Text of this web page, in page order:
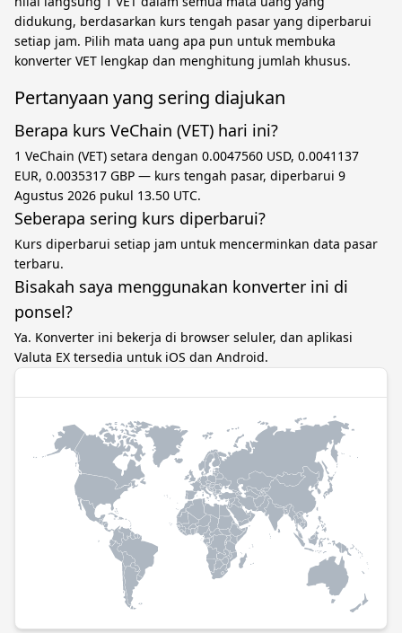
didukung, berdasarkan kurs tengah pasar yang diperbarui
setiap jam. Pilih mata uang apa pun untuk membuka
konverter VET lengkap dan menghitung jumlah khusus.
Pertanyaan yang sering diajukan
Berapa kurs VeChain (VET) hari ini?
1 VeChain (VET) setara dengan 0.0047560 USD, 0.0041137
EUR, 0.0035317 GBP — kurs tengah pasar, diperbarui 9
Agustus 2026 pukul 13.50 UTC.
Seberapa sering kurs diperbarui?
Kurs diperbarui setiap jam untuk mencerminkan data pasar
terbaru.
Bisakah saya menggunakan konverter ini di
ponsel?
Ya. Konverter ini bekerja di browser seluler, dan aplikasi
Valuta EX tersedia untuk iOS dan Android.